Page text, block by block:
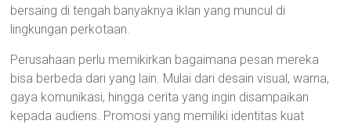
bersaing di tengah banyaknya iklan yang muncul di
lingkungan perkotaan.
Perusahaan perlu memikirkan bagaimana pesan mereka
bisa berbeda dari yang lain. Mulai dari desain visual, warna,
gaya komunikasi, hingga cerita yang ingin disampaikan
kepada audiens. Promosi yang memiliki identitas kuat